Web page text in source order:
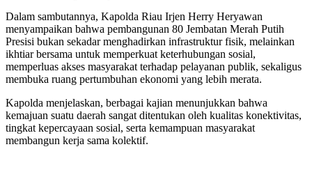
Dalam sambutannya, Kapolda Riau Irjen Herry Heryawan
menyampaikan bahwa pembangunan 80 Jembatan Merah Putih
Presisi bukan sekadar menghadirkan infrastruktur fisik, melainkan
ikhtiar bersama untuk memperkuat keterhubungan sosial,
memperluas akses masyarakat terhadap pelayanan publik, sekaligus
membuka ruang pertumbuhan ekonomi yang lebih merata.
Kapolda menjelaskan, berbagai kajian menunjukkan bahwa
kemajuan suatu daerah sangat ditentukan oleh kualitas konektivitas,
tingkat kepercayaan sosial, serta kemampuan masyarakat
membangun kerja sama kolektif.